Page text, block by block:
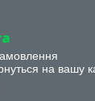
на вашу